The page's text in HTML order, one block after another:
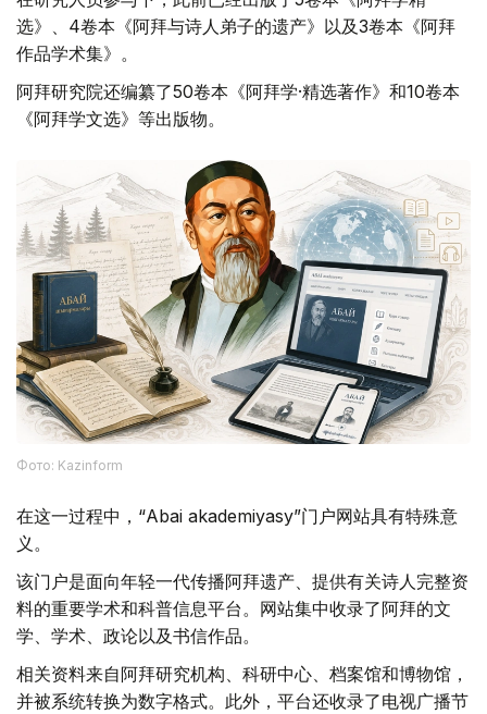
选》、4卷本《阿拜与诗人弟子的遗产》以及3卷本《阿拜
作品学术集》。
阿拜研究院还编纂了50卷本《阿拜学·精选著作》和10卷本
《阿拜学文选》等出版物。
Фото: Kazinform
在这一过程中，“Abai akademiyasy”门户网站具有特殊意
义。
该门户是面向年轻一代传播阿拜遗产、提供有关诗人完整资
料的重要学术和科普信息平台。网站集中收录了阿拜的文
学、学术、政论以及书信作品。
相关资料来自阿拜研究机构、科研中心、档案馆和博物馆，
并被系统转换为数字格式。此外，平台还收录了电视广播节